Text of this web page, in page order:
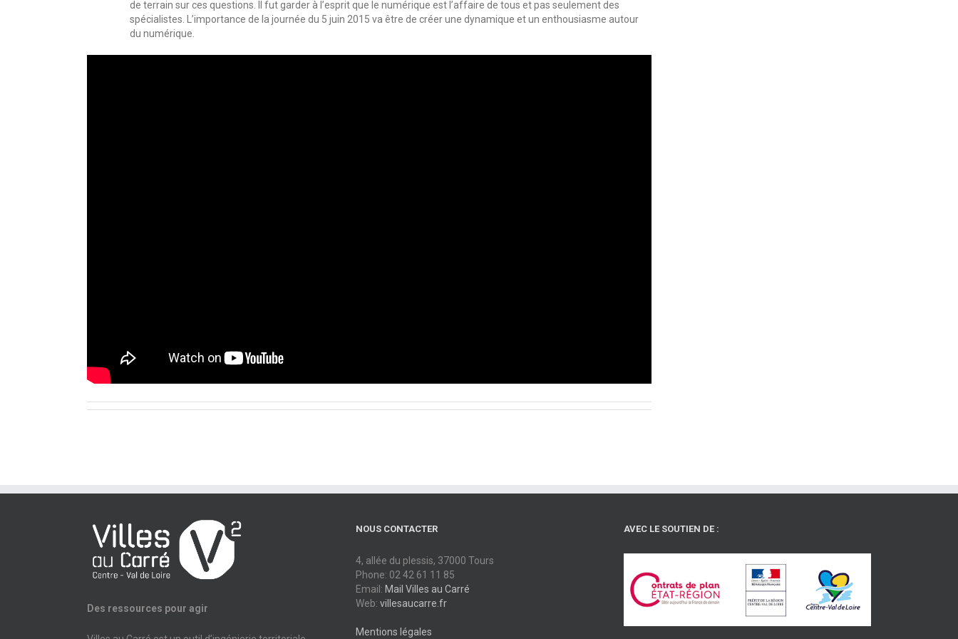
de terrain sur ces questions. Il fut garder à l’esprit que le numérique est l’affaire de tous et pas seulement des
spécialistes. L’importance de la journée du 5 juin 2015 va être de créer une dynamique et un enthousiasme autour
du numérique.
Des ressources pour agir
NOUS CONTACTER
4, allée du plessis, 37000 Tours
Phone: 02 42 61 11 85
Email: Mail Villes au Carré
Web: villesaucarre.fr
Mentions légales
AVEC LE SOUTIEN DE :